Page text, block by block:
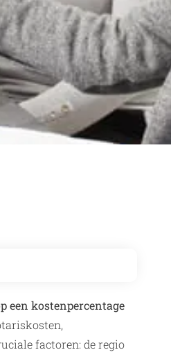
een kostenpercentage
factoren: de regio